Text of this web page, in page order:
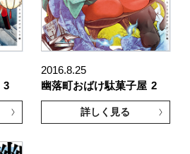
3
2016.8.25
幽落町おばけ駄菓子屋 2
詳しく見る